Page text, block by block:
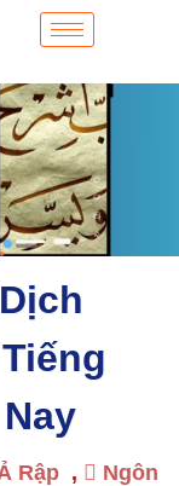
Rập ,
Ngôn